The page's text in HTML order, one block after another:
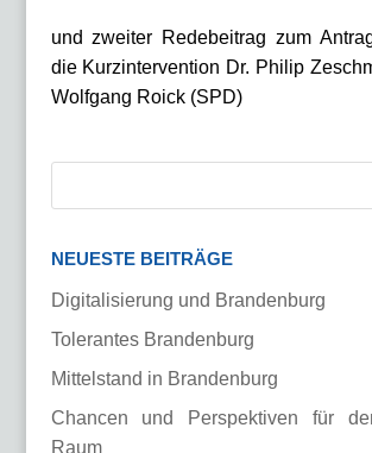
und zweiter Redebeitrag zum
die Kurzintervention Dr. Philip
Wolfgang Roick (SPD)
NEUESTE BEITRÄGE
Digitalisierung und Brandenburg
Tolerantes Brandenburg
Mittelstand in Brandenburg
Chancen und Perspektiven für
Raum